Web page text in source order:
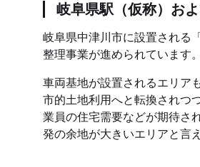
岐阜県駅（仮称）お
岐阜県中津川市に設置される
整理事業が進められています。
車両基地が設置されるエリア
市的土地利用へと転換されつ
業員の住宅需要などが期待さ
発の余地が大きいエリアと言